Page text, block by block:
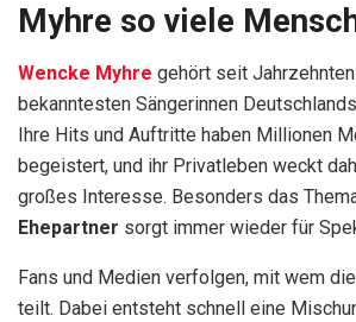
Myhre so viele
Wencke Myhre gehört seit
bekanntesten Sängerinnen
Ihre Hits und Auftritte haben Millionen
begeistert, und ihr Privatleben weckt
großes Interesse. Besonders das
Ehepartner sorgt immer wieder für
Fans und Medien verfolgen, mit wem
teilt. Dabei entsteht schnell eine